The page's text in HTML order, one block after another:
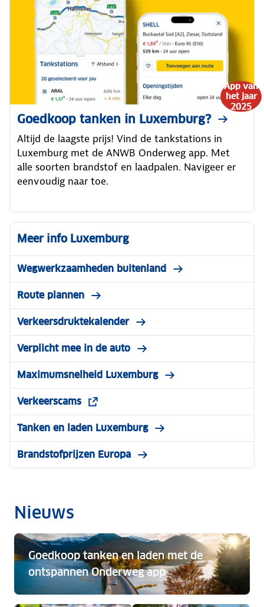
App van
het jaar
2025
Goedkoop tanken in Luxemburg?
Altijd de laagste prijs! Vind de tankstations in
Luxemburg met de ANWB Onderweg app. Met
alle soorten brandstof en laadpalen. Navigeer er
eenvoudig naar toe.
Meer info Luxemburg
Wegwerkzaamheden buitenland
Route plannen
Verkeersdruktekalender
Verplicht mee in de auto
Maximumsnelheid Luxemburg
Verkeerscams
Tanken en laden Luxemburg
Brandstofprijzen Europa
Nieuws
Goedkoop tanken en laden met de
ontspannen Onderweg app